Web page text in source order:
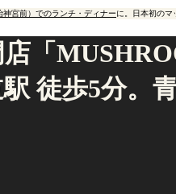
神宮前）でのランチ・ディナーに。日本初のマ
「
徒歩5分。